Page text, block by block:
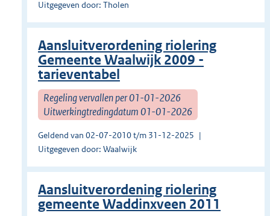
Uitgegeven door: Tholen
Aansluitverordening riolering
Gemeente Waalwijk 2009 -
tarieventabel
Regeling vervallen per 01-01-2026
Uitwerkingtredingdatum 01-01-2026
Geldend van 02-07-2010 t/m 31-12-2025
Uitgegeven door: Waalwijk
Aansluitverordening riolering
gemeente Waddinxveen 2011